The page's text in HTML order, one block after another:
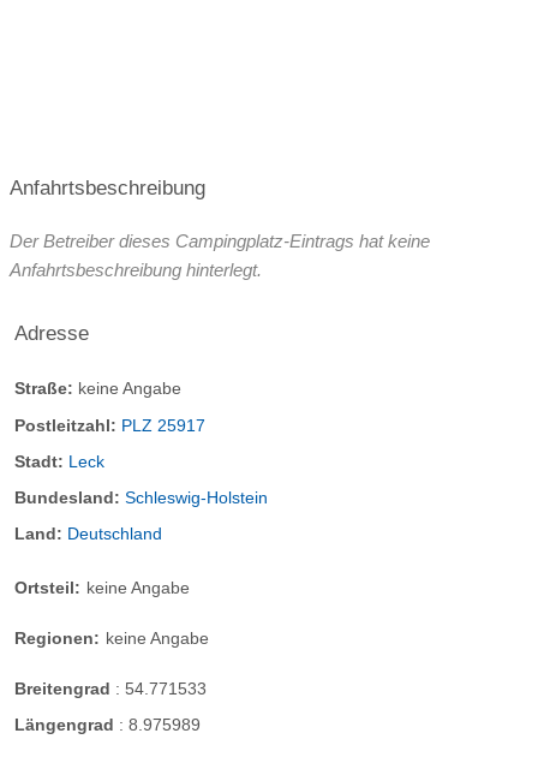
Anfahrtsbeschreibung
Der Betreiber dieses Campingplatz-Eintrags hat keine
Anfahrtsbeschreibung hinterlegt.
Adresse
Straße: keine Angabe
Postleitzahl: PLZ 25917
Stadt: Leck
Bundesland: Schleswig-Holstein
Land: Deutschland
Ortsteil: keine Angabe
Regionen: keine Angabe
Breitengrad : 54.771533
Längengrad : 8.975989